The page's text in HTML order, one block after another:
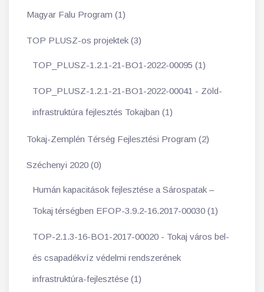
Magyar Falu Program (1)
TOP PLUSZ-os projektek (3)
TOP_PLUSZ-1.2.1-21-BO1-2022-00095 (1)
TOP_PLUSZ-1.2.1-21-BO1-2022-00041 - Zöld-
infrastruktúra fejlesztés Tokajban (1)
Tokaj-Zemplén Térség Fejlesztési Program (2)
Széchenyi 2020 (0)
Humán kapacitások fejlesztése a Sárospatak –
Tokaj térségben EFOP-3.9.2-16.2017-00030 (1)
TOP-2.1.3-16-BO1-2017-00020 - Tokaj város bel-
és csapadékvíz védelmi rendszerének
infrastruktúra-fejlesztése (1)